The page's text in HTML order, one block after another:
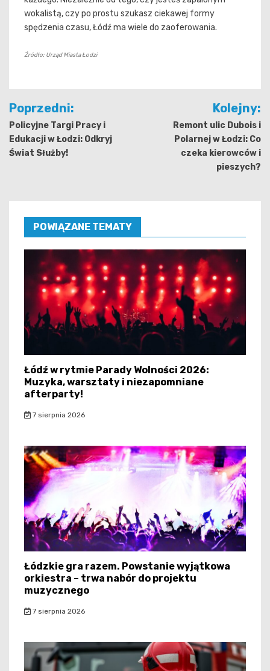
wokalistą, czy po prostu szukasz ciekawej formy
spędzenia czasu, Łódź ma wiele do zaoferowania.
Źródło: Urząd Miasta Łodzi
Nawigacja
wpisu
Poprzedni:
Policyjne Targi Pracy i
Edukacji w Łodzi: Odkryj
Świat Służby!
Kolejny:
Remont ulic Dubois i
Polarnej w Łodzi: Co
czeka kierowców i
pieszych?
POWIĄZANE TEMATY
Łódź w rytmie Parady Wolności 2026:
Muzyka, warsztaty i niezapomniane
afterparty!
7 sierpnia 2026
Łódzkie gra razem. Powstanie wyjątkowa
orkiestra – trwa nabór do projektu
muzycznego
7 sierpnia 2026